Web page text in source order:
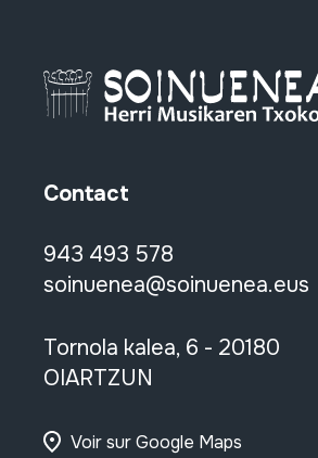
Contact
943 493 578
soinuenea@soinuenea.eus
Tornola kalea, 6 - 20180
OIARTZUN
Voir sur Google Maps